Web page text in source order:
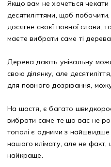
Корисна
Де
Оплата та
Якщо вам не хочеться чекати
десятиліттями, щоб
досягне своєї повної слави,
маєте вибрати саме ті
Дерева дають унікальну
свою ділянку, але
для повного дозрівання,
На щастя, є багато
вибрати саме те що вас не
тополі є одними з
нашого клімату, але не факт,
найкраще.